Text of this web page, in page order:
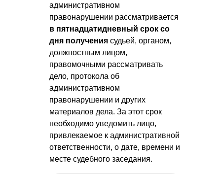
административном
правонарушении рассматривается
в пятнадцатидневный срок со
дня получения судьей, органом,
должностным лицом,
правомочными рассматривать
дело, протокола об
административном
правонарушении и других
материалов дела. За этот срок
необходимо уведомить лицо,
привлекаемое к административной
ответственности, о дате, времени и
месте судебного заседания.